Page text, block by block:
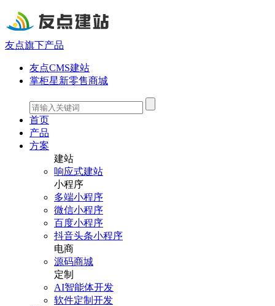
友点旗下产品
友点CMS建站
掌柜星新零售商城
首页
产品
方案
建站
响应式建站
小程序
多端小程序
微信小程序
百度小程序
抖音头条小程序
电商
源码商城
定制
AI智能体开发
软件定制开发